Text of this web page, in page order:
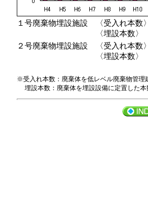
１号廃棄物埋設施設
〈受入れ本数
〈埋設本数〉
２号廃棄物埋設施設
〈受入れ本数
〈埋設本数〉
※受入れ本数：廃棄体を低レベル廃棄物管理
埋設本数：廃棄体を埋設設備に定置した本